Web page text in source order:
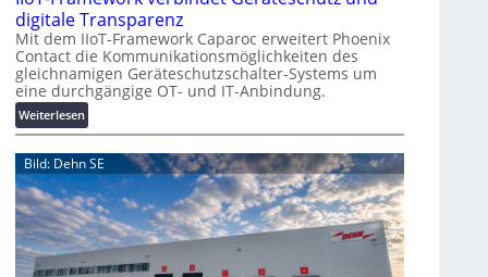
a
l
e
h
:
T
r
e
f
f
u
n
k
t
f
h
n
e
r
m
i
t
n
e
u
e
r
Y
o
digitale Transparenz
Mit dem IIoT-Framework Caparoc erweitert Phoenix
Contact die Kommunikationsmöglichkeiten des
gleichnamigen Geräteschutzschalter-Systems um
eine durchgängige OT- und IT-Anbindung.
Weiterlesen:
I
I
o
T
-
F
r
a
Bild: Dehn SE